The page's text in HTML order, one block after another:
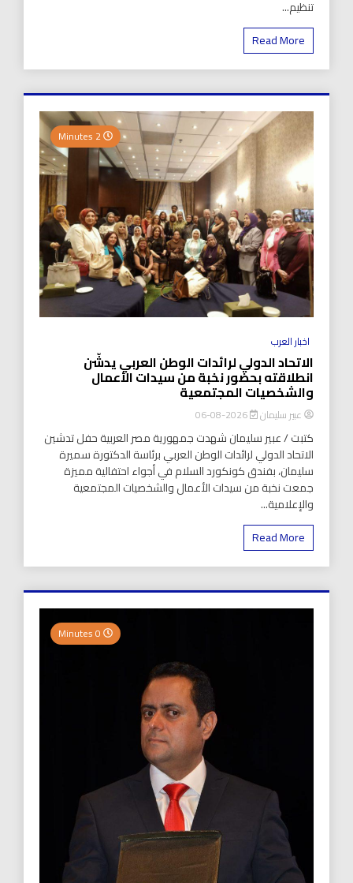
تنظيم...
Read More
اخبار العرب
الاتحاد الدولي لرائدات الوطن العربي يدشّن
انطلاقته بحضور نخبة من سيدات الأعمال
والشخصيات المجتمعية
عبير سليمان 2026-08-06
كتبت / عبير سليمان شهدت جمهورية مصر العربية حفل تدشين
الاتحاد الدولي لرائدات الوطن العربي برئاسة الدكتورة سميرة
سليمان، بفندق كونكورد السلام في أجواء احتفالية مميزة
جمعت نخبة من سيدات الأعمال والشخصيات المجتمعية
والإعلامية...
Read More